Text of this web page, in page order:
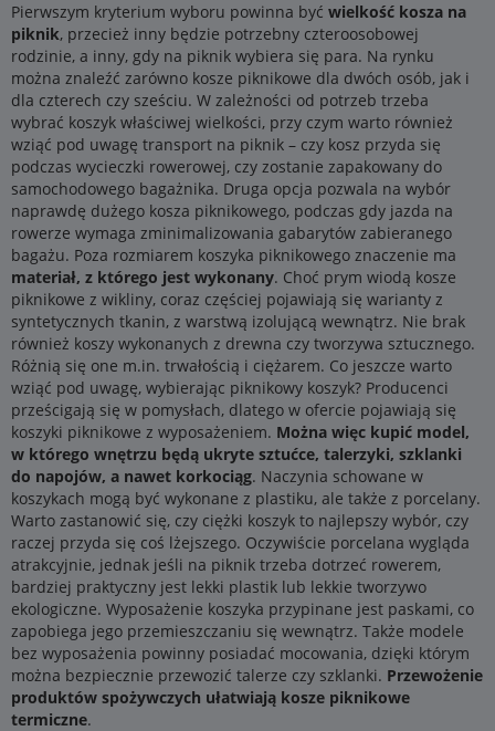
Pierwszym kryterium wyboru powinna być wielkość kosza na
piknik, przecież inny będzie potrzebny czteroosobowej
rodzinie, a inny, gdy na piknik wybiera się para. Na rynku
można znaleźć zarówno kosze piknikowe dla dwóch osób, jak i
dla czterech czy sześciu. W zależności od potrzeb trzeba
wybrać koszyk właściwej wielkości, przy czym warto również
wziąć pod uwagę transport na piknik – czy kosz przyda się
podczas wycieczki rowerowej, czy zostanie zapakowany do
samochodowego bagażnika. Druga opcja pozwala na wybór
naprawdę dużego kosza piknikowego, podczas gdy jazda na
rowerze wymaga zminimalizowania gabarytów zabieranego
bagażu. Poza rozmiarem koszyka piknikowego znaczenie ma
materiał, z którego jest wykonany. Choć prym wiodą kosze
piknikowe z wikliny, coraz częściej pojawiają się warianty z
syntetycznych tkanin, z warstwą izolującą wewnątrz. Nie brak
również koszy wykonanych z drewna czy tworzywa sztucznego.
Różnią się one m.in. trwałością i ciężarem. Co jeszcze warto
wziąć pod uwagę, wybierając piknikowy koszyk? Producenci
prześcigają się w pomysłach, dlatego w ofercie pojawiają się
koszyki piknikowe z wyposażeniem. Można więc kupić model,
w którego wnętrzu będą ukryte sztućce, talerzyki, szklanki
do napojów, a nawet korkociąg. Naczynia schowane w
koszykach mogą być wykonane z plastiku, ale także z porcelany.
Warto zastanowić się, czy ciężki koszyk to najlepszy wybór, czy
raczej przyda się coś lżejszego. Oczywiście porcelana wygląda
atrakcyjnie, jednak jeśli na piknik trzeba dotrzeć rowerem,
bardziej praktyczny jest lekki plastik lub lekkie tworzywo
ekologiczne. Wyposażenie koszyka przypinane jest paskami, co
zapobiega jego przemieszczaniu się wewnątrz. Także modele
bez wyposażenia powinny posiadać mocowania, dzięki którym
można bezpiecznie przewozić talerze czy szklanki. Przewożenie
produktów spożywczych ułatwiają kosze piknikowe
termiczne.